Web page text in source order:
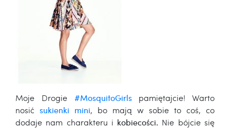
Moje Drogie #MosquitoGirls
pamiętajcie! Warto
nosić sukienki mini, bo mają w sobie to coś, co
dodaje nam charakteru i kobiecości. Nie bójcie się